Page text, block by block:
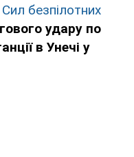
Сил безпілотних
удару по
в Унечі у